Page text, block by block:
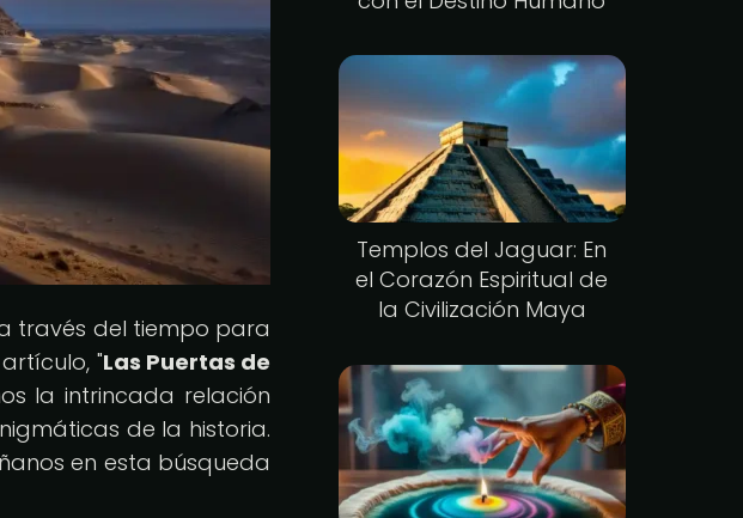
través del tiempo para
"Las Puertas de
la intrincada relación
de la historia.
en esta búsqueda
Templos del Jaguar: En
el Corazón Espiritual de
la Civilización Maya